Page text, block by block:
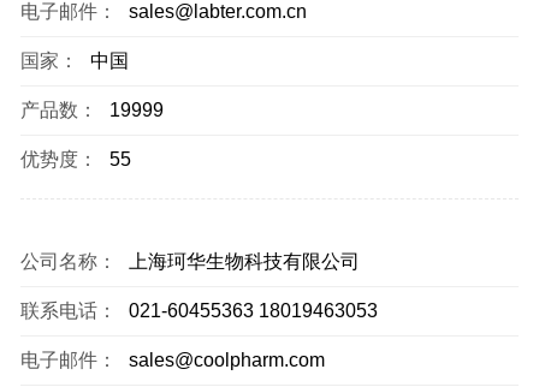
电子邮件： sales@labter.com.cn
国家： 中国
产品数： 19999
优势度： 55
公司名称： 上海珂华生物科技有限公司
联系电话： 021-60455363 18019463053
电子邮件： sales@coolpharm.com